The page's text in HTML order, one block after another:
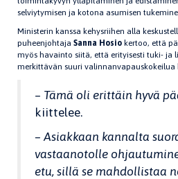
selviytymisen ja kotona asumisen
Ministerin kanssa kehysriihen alla
puheenjohtaja Sanna Hosio kertoo, että
myös havainto siitä, että erityisesti tuki- ja
merkittävän suuri
– Tämä oli erittäin hyvä
kiittelee.
– Asiakkaan kannalta
vastaanotolle
etu, sillä se mahdollistaa